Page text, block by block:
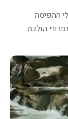
התפיסה
הולכת